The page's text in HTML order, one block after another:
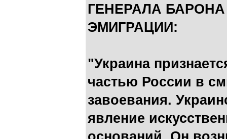
ГЕНЕРАЛА
ЭМИГРАЦИИ:
"Украина
частью России в
завоевания.
явление